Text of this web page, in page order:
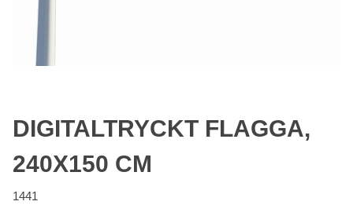
DIGITALTRYCKT FLAGGA,
240X150 CM
1441